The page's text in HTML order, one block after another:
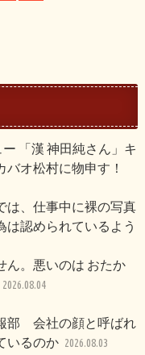
「漢 神田純さん」キ
オ松村に物申す！
は、仕事中に裸の写真
は認められているよう
ん。悪いのは おたか
2026.08.04
部 会社の顔と呼ばれ
いるのか 2026.08.03